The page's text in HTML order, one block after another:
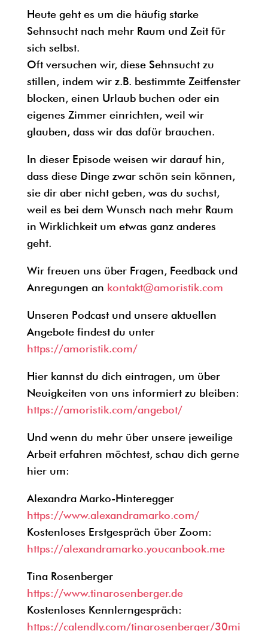
Heute geht es um die häufig starke
Sehnsucht nach mehr Raum und Zeit für
sich selbst.
Oft versuchen wir, diese Sehnsucht zu
stillen, indem wir z.B. bestimmte Zeitfenster
blocken, einen Urlaub buchen oder ein
eigenes Zimmer einrichten, weil wir
glauben, dass wir das dafür brauchen.
In dieser Episode weisen wir darauf hin,
dass diese Dinge zwar schön sein können,
sie dir aber nicht geben, was du suchst,
weil es bei dem Wunsch nach mehr Raum
in Wirklichkeit um etwas ganz anderes
geht.
Wir freuen uns über Fragen, Feedback und
Anregungen an kontakt@amoristik.com
Unseren Podcast und unsere aktuellen
Angebote findest du unter
https://amoristik.com/
Hier kannst du dich eintragen, um über
Neuigkeiten von uns informiert zu bleiben:
https://amoristik.com/angebot/
Und wenn du mehr über unsere jeweilige
Arbeit erfahren möchtest, schau dich gerne
hier um:
Alexandra Marko-Hinteregger
https://www.alexandramarko.com/
Kostenloses Erstgespräch über Zoom:
https://alexandramarko.youcanbook.me
Tina Rosenberger
https://www.tinarosenberger.de
Kostenloses Kennlerngespräch:
https://calendly.com/tinarosenberger/30mi